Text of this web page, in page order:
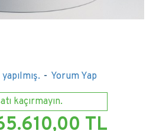
- Yorum Yap
kaçırmayın.
TL